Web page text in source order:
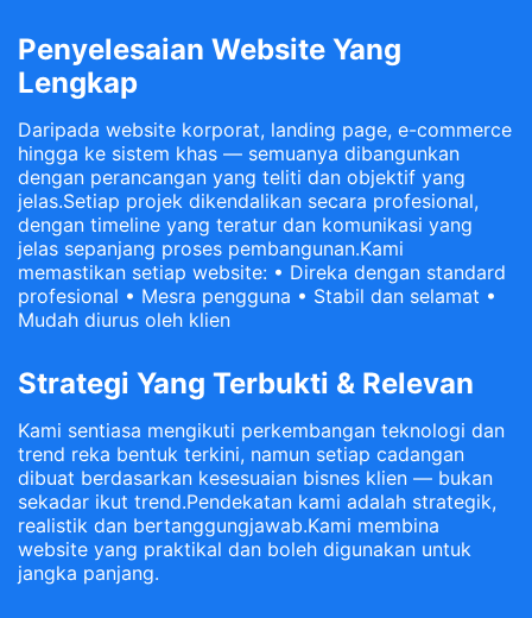
Penyelesaian Website Yang
Lengkap
Daripada website korporat, landing page, e-commerce
hingga ke sistem khas — semuanya dibangunkan
dengan perancangan yang teliti dan objektif yang
jelas.Setiap projek dikendalikan secara profesional,
dengan timeline yang teratur dan komunikasi yang
jelas sepanjang proses pembangunan.Kami
memastikan setiap website: • Direka dengan standard
profesional • Mesra pengguna • Stabil dan selamat •
Mudah diurus oleh klien
Strategi Yang Terbukti & Relevan
Kami sentiasa mengikuti perkembangan teknologi dan
trend reka bentuk terkini, namun setiap cadangan
dibuat berdasarkan kesesuaian bisnes klien — bukan
sekadar ikut trend.Pendekatan kami adalah strategik,
realistik dan bertanggungjawab.Kami membina
website yang praktikal dan boleh digunakan untuk
jangka panjang.